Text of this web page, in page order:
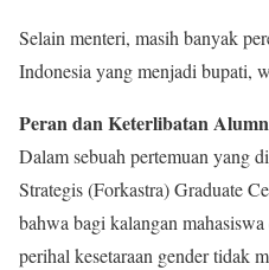
Selain menteri, masih banyak
Indonesia yang menjadi bupati,
Peran dan Keterlibatan
Dalam sebuah pertemuan yang
Strategis (Forkastra) Graduate
bahwa bagi kalangan
perihal kesetaraan gender tidak